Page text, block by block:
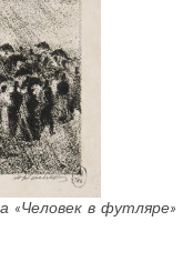
«Человек в футляре»